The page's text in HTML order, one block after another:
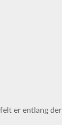
er entlang der